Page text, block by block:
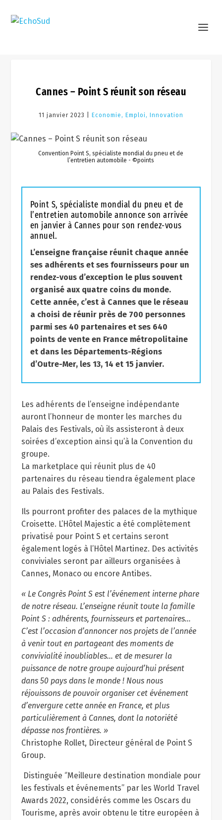
Cannes – Point S réunit son réseau
11 janvier 2023 | Economie, Emploi, Innovation
Convention Point S, spécialiste mondial du pneu et de
l’entretien automobile - ©points
Point S, spécialiste mondial du pneu et de
l’entretien automobile annonce son arrivée
en janvier à Cannes pour son rendez-vous
annuel.
L’enseigne française réunit chaque année
ses adhérents et ses fournisseurs pour un
rendez-vous d’exception le plus souvent
organisé aux quatre coins du monde.
Cette année, c’est à Cannes que le réseau
a choisi de réunir près de 700 personnes
parmi ses 40 partenaires et ses 640
points de vente en France métropolitaine
et dans les Départements-Régions
d’Outre-Mer, les 13, 14 et 15 janvier.
Les adhérents de l’enseigne indépendante
auront l’honneur de monter les marches du
Palais des Festivals, où ils assisteront à deux
soirées d’exception ainsi qu’à la Convention du
groupe.
La marketplace qui réunit plus de 40
partenaires du réseau tiendra également place
au Palais des Festivals.
Ils pourront profiter des palaces de la mythique
Croisette. L’Hôtel Majestic a été complètement
privatisé pour Point S et certains seront
également logés à l’Hôtel Martinez. Des activités
conviviales seront par ailleurs organisées à
Cannes, Monaco ou encore Antibes.
« Le Congrès Point S est l’événement interne phare
de notre réseau. L’enseigne réunit toute la famille
Point S : adhérents, fournisseurs et partenaires…
C’est l’occasion d’annoncer nos projets de l’année
à venir tout en partageant des moments de
convivialité inoubliables… et de mesurer la
puissance de notre groupe aujourd’hui présent
dans 50 pays dans le monde ! Nous nous
réjouissons de pouvoir organiser cet événement
d’envergure cette année en France, et plus
particulièrement à Cannes, dont la notoriété
dépasse nos frontières. »
Christophe Rollet, Directeur général de Point S
Group.
Distinguée ‘’Meilleure destination mondiale pour
les festivals et événements’’ par les World Travel
Awards 2022, considérés comme les Oscars du
Tourisme, après avoir obtenu le titre européen à